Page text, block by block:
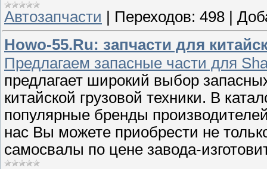
Автозапчасти | Переходов: 498 |
Howo-55.Ru: запчасти для
Предлагаем запасные части для
предлагает широкий выбор
китайской грузовой техники. В
популярные бренды
нас Вы можете приобрести не
самосвалы по цене завода-